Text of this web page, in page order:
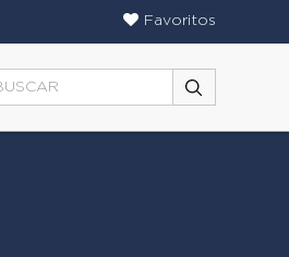
Favoritos